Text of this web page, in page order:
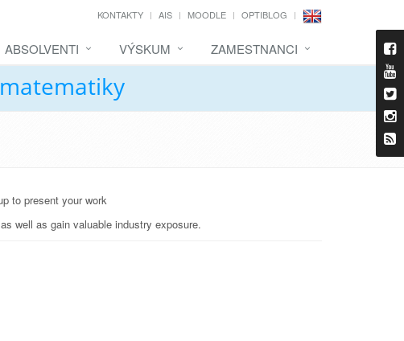
KONTAKTY AIS MOODLE OPTIBLOG
ABSOLVENTI VÝSKUM ZAMESTNANCI
to present your work
well as gain valuable industry exposure.